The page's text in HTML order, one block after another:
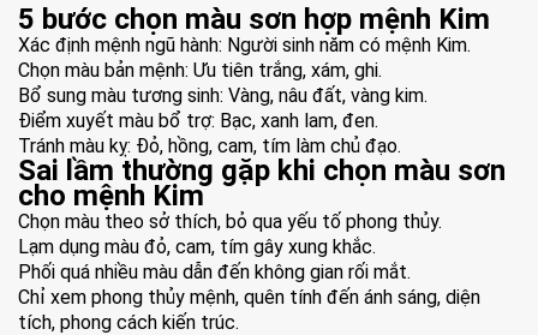
5 bước chọn màu sơn hợp mệnh Kim
Xác định mệnh ngũ hành: Người sinh năm có mệnh Kim.
Chọn màu bản mệnh: Ưu tiên trắng, xám, ghi.
Bổ sung màu tương sinh: Vàng, nâu đất, vàng kim.
Điểm xuyết màu bổ trợ: Bạc, xanh lam, đen.
Tránh màu kỵ: Đỏ, hồng, cam, tím làm chủ đạo.
Sai lầm thường gặp khi chọn màu sơn
cho mệnh Kim
Chọn màu theo sở thích, bỏ qua yếu tố phong thủy.
Lạm dụng màu đỏ, cam, tím gây xung khắc.
Phối quá nhiều màu dẫn đến không gian rối mắt.
Chỉ xem phong thủy mệnh, quên tính đến ánh sáng, diện
tích, phong cách kiến trúc.